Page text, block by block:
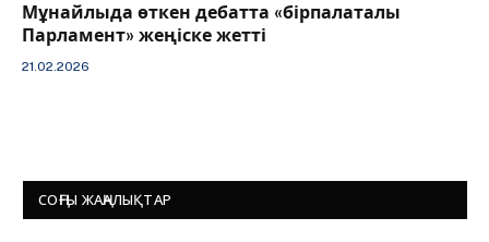
Мұнайлыда өткен дебатта «бірпалаталы
Парламент» жеңіске жетті
21.02.2026
СОҢҒЫ ЖАҢАЛЫҚТАР